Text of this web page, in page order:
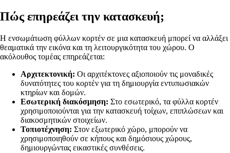
Πώς επηρεάζει την κατασκευή;
Η ενσωμάτωση φύλλων κορτέν σε μια κατασκευή μπορεί να αλλάξει
θεαματικά την εικόνα και τη λειτουργικότητα του χώρου. Ο
ακόλουθος τομέας επηρεάζεται:
Αρχιτεκτονική: Οι αρχιτέκτονες αξιοποιούν τις μοναδικές
δυνατότητες του κορτέν για τη δημιουργία εντυπωσιακών
κτηρίων και δομών.
Εσωτερική διακόσμηση: Στο εσωτερικό, τα φύλλα κορτέν
χρησιμοποιούνται για την κατασκευή τοίχων, επιπλώσεων και
διακοσμητικών στοιχείων.
Τοπιοτέχνηση: Στον εξωτερικό χώρο, μπορούν να
χρησιμοποιηθούν σε κήπους και δημόσιους χώρους,
δημιουργώντας εικαστικές συνθέσεις.